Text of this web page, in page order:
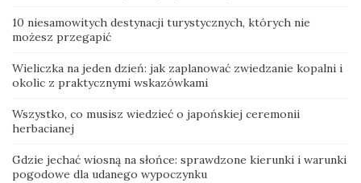
10 niesamowitych destynacji turystycznych, których nie
możesz przegapić
Wieliczka na jeden dzień: jak zaplanować zwiedzanie kopalni i
okolic z praktycznymi wskazówkami
Wszystko, co musisz wiedzieć o japońskiej ceremonii
herbacianej
Gdzie jechać wiosną na słońce: sprawdzone kierunki i warunki
pogodowe dla udanego wypoczynku